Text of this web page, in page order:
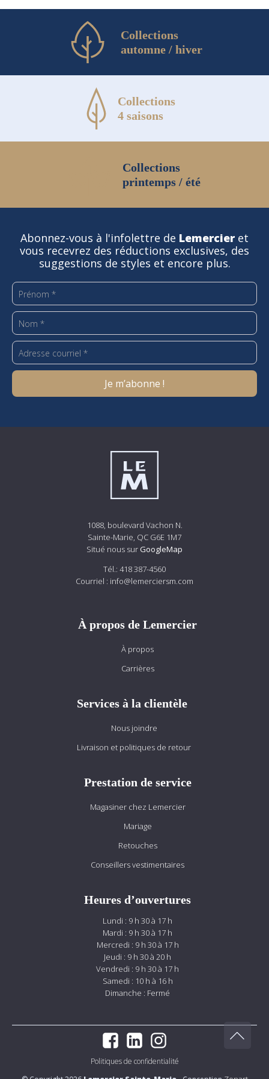
Collections
automne / hiver
Collections
4 saisons
Collections
printemps / été
Abonnez-vous à l'infolettre de Lemercier et
vous recevrez des réductions exclusives, des
suggestions de styles et encore plus.
1088, boulevard Vachon N.
Sainte-Marie, QC G6E 1M7
Situé nous sur GoogleMap
Tél.: 418 387-4560
Courriel : info@lemerciersm.com
À propos de Lemercier
À propos
Carrières
Services à la clientèle
Nous joindre
Livraison et politiques de retour
Prestation de service
Magasiner chez Lemercier
Mariage
Retouches
Conseillers vestimentaires
Heures d’ouvertures
Lundi : 9 h 30 à 17 h
Mardi : 9 h 30 à 17 h
Mercredi : 9 h 30 à 17 h
Jeudi : 9 h 30 à 20 h
Vendredi : 9 h 30 à 17 h
Samedi : 10 h à 16 h
Dimanche : Fermé
Politiques de confidentialité